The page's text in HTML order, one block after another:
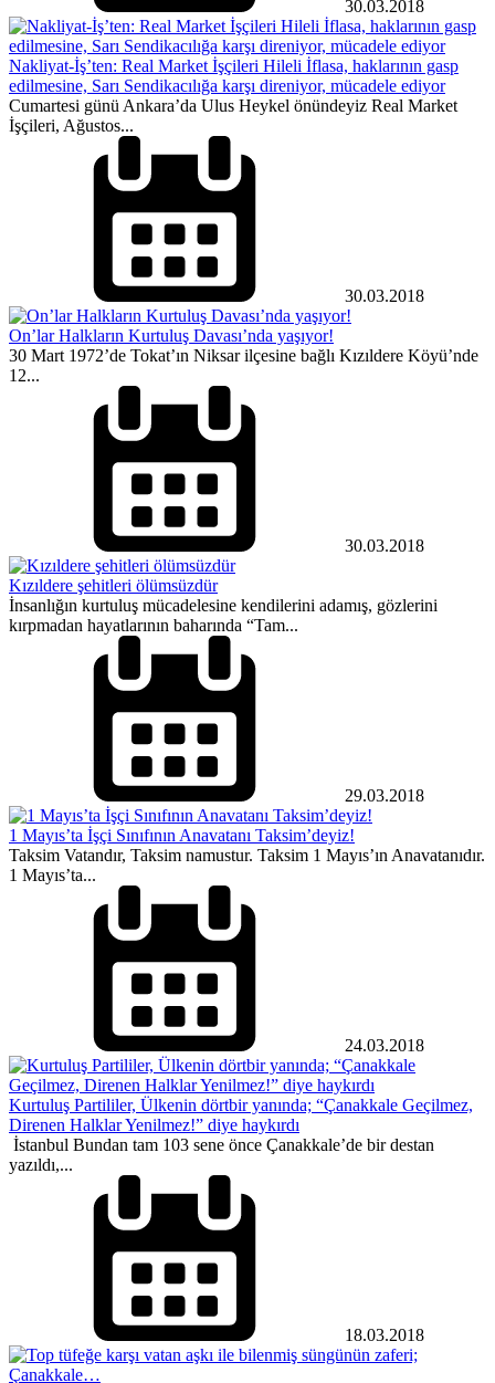
30.03.2018
Nakliyat-İş’ten: Real Market İşçileri Hileli İflasa, haklarının gasp
edilmesine, Sarı Sendikacılığa karşı direniyor, mücadele ediyor
Cumartesi günü Ankara’da Ulus Heykel önündeyiz Real Market
İşçileri, Ağustos...
30.03.2018
On’lar Halkların Kurtuluş Davası’nda yaşıyor!
30 Mart 1972’de Tokat’ın Niksar ilçesine bağlı Kızıldere Köyü’nde
12...
30.03.2018
Kızıldere şehitleri ölümsüzdür
İnsanlığın kurtuluş mücadelesine kendilerini adamış, gözlerini
kırpmadan hayatlarının baharında “Tam...
29.03.2018
1 Mayıs’ta İşçi Sınıfının Anavatanı Taksim’deyiz!
Taksim Vatandır, Taksim namustur. Taksim 1 Mayıs’ın Anavatanıdır.
1 Mayıs’ta...
24.03.2018
Kurtuluş Partililer, Ülkenin dörtbir yanında; “Çanakkale Geçilmez,
Direnen Halklar Yenilmez!” diye haykırdı
İstanbul Bundan tam 103 sene önce Çanakkale’de bir destan
yazıldı,...
18.03.2018